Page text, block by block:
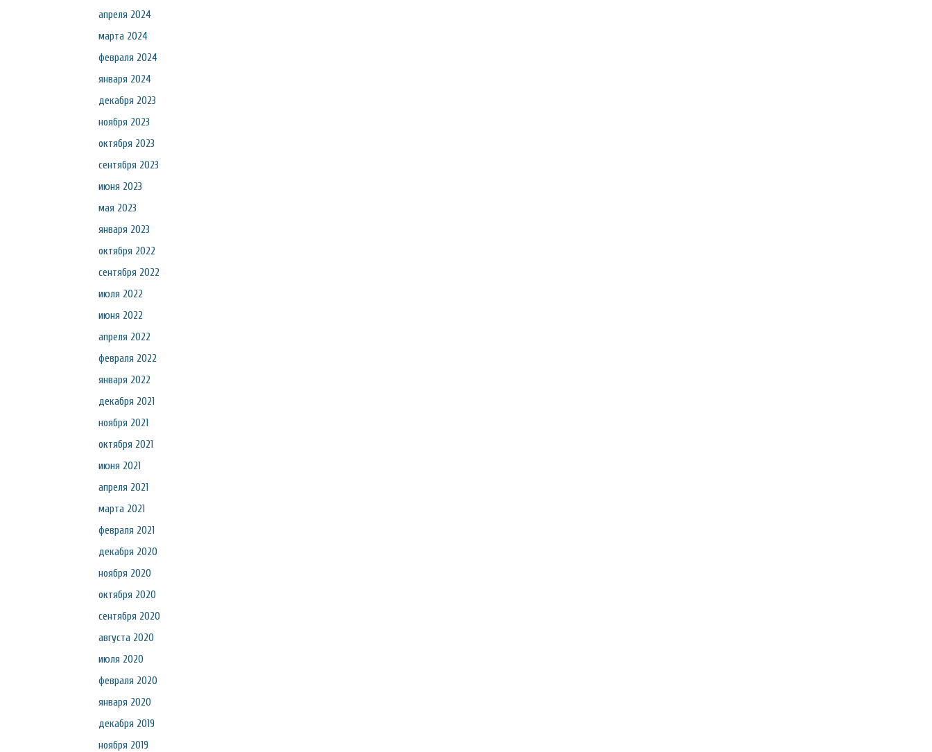
апреля 2024
марта 2024
февраля 2024
января 2024
декабря 2023
ноября 2023
октября 2023
сентября 2023
июня 2023
мая 2023
января 2023
октября 2022
сентября 2022
июля 2022
июня 2022
апреля 2022
февраля 2022
января 2022
декабря 2021
ноября 2021
октября 2021
июня 2021
апреля 2021
марта 2021
февраля 2021
декабря 2020
ноября 2020
октября 2020
сентября 2020
августа 2020
июля 2020
февраля 2020
января 2020
декабря 2019
ноября 2019